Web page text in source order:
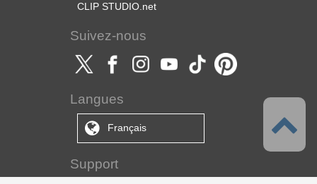
CLIP STUDIO.net
Suivez-nous
Langues
Français
Support